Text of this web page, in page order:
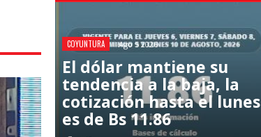
COYUNTURA Ago 5 2026
El dólar mantiene su
tendencia a la baja, la
cotización hasta el lunes
es de Bs 11.86